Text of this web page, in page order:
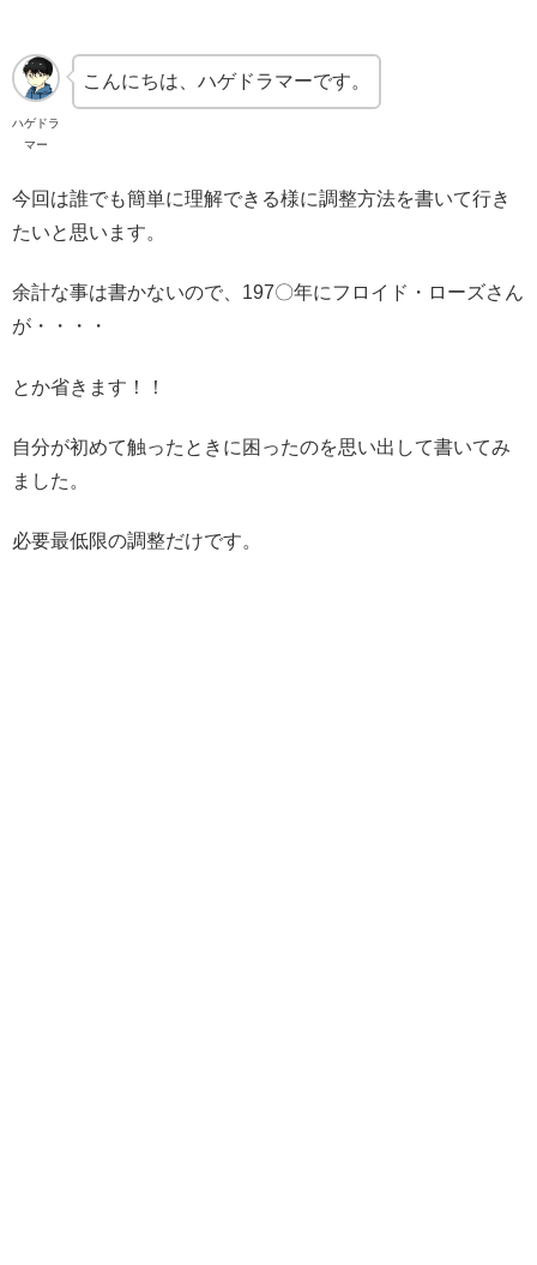
ハゲドラ
マー
こんにちは、ハゲドラマーです。
今回は誰でも簡単に理解できる様に調整方法を書いて行き
たいと思います。
余計な事は書かないので、197〇年にフロイド・ローズさん
が・・・・
とか省きます！！
自分が初めて触ったときに困ったのを思い出して書いてみ
ました。
必要最低限の調整だけです。